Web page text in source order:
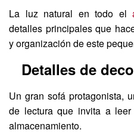
La luz natural en todo el
detalles principales que
y organización de este
Detalles de
Un gran sofá protagonista,
de lectura que invita a
almacenamiento.